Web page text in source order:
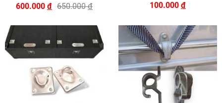
600.000 đ 650.000đ
100.000 đ